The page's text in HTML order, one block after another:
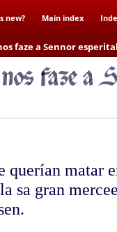
new? Main index
faze a Sennor
querían matar
sa gran